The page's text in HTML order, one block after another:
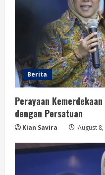
Berita
Perayaan
dengan Persatuan
Kian Savira August